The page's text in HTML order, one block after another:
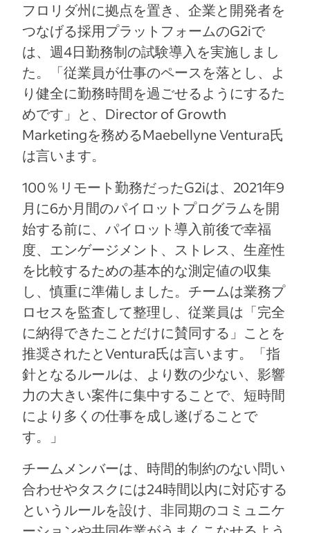
フロリダ州に拠点を置き、企業と開発者を
つなげる採用プラットフォームのG2iで
は、週4日勤務制の試験導入を実施しまし
た。「従業員が仕事のペースを落とし、よ
り健全に勤務時間を過ごせるようにするた
めです」と、Director of Growth
Marketingを務めるMaebellyne Ventura氏
は言います。
100％リモート勤務だったG2iは、2021年9
月に6か月間のパイロットプログラムを開
始する前に、パイロット導入前後で幸福
度、エンゲージメント、ストレス、生産性
を比較するための基本的な測定値の収集
し、慎重に準備しました。チームは業務プ
ロセスを監査して整理し、従業員は「完全
に納得できたことだけに賛同する」ことを
推奨されたとVentura氏は言います。「指
針となるルールは、より数の少ない、影響
力の大きい案件に集中することで、短時間
により多くの仕事を成し遂げることで
す。」
チームメンバーは、時間的制約のない問い
合わせやタスクには24時間以内に対応する
というルールを設け、非同期のコミュニケ